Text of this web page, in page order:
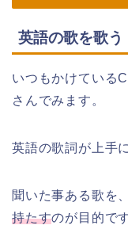
英語の歌を歌う
いつもかけている
さんでみます。
英語の歌詞が上手
聞いた事ある歌を
持たすのが目的です